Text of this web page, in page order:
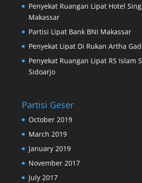
Penyekat Ruangan Lipat Hotel
Makassar
Partisi Lipat Bank BNI Makassar
Penyekat Lipat Di Rukan Artha
Penyekat Ruangan Lipat RS Islam
Sidoarjo
Partisi Geser
October 2019
March 2019
January 2019
November 2017
July 2017